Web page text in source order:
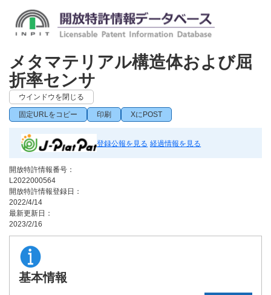
メタマテリアル構造体および屈
折率センサ
ウインドウを閉じる
固定URLをコピー 印刷 XにPOST
登録公報を見る 経過情報を見る
開放特許情報番号：
L2022000564
開放特許情報登録日：
2022/4/14
最新更新日：
2023/2/16
基本情報